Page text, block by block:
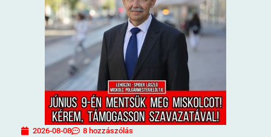
2026-08-08 8 hozzászólás